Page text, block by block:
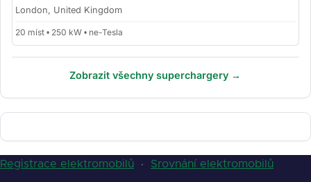
London, United Kingdom
20 míst • 250 kW • ne-Tesla
Zobrazit všechny superchargery →
Registrace elektromobilů · Srovnání elektromobilů